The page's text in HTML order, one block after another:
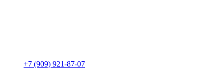
+7 (909) 921-87-07